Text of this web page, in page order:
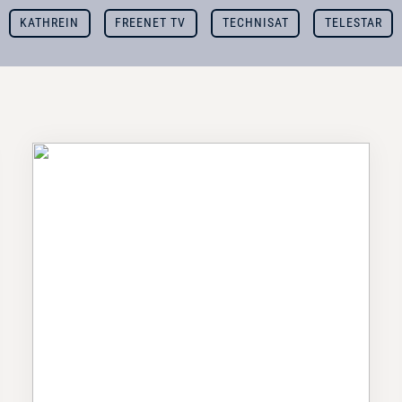
KATHREIN FREENET TV TECHNISAT TELESTAR